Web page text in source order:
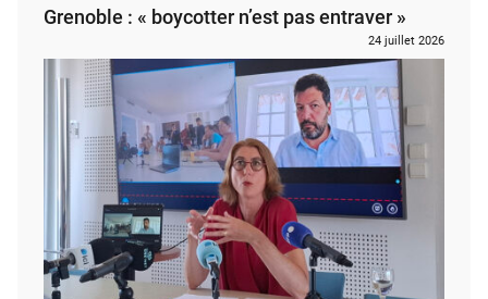
Grenoble : « boycotter n’est pas entraver »
24 juillet 2026